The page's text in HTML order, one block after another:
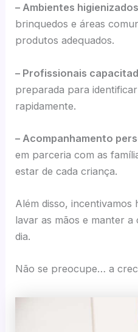
– Ambientes
brinquedos e áreas
produtos adequados.
– Profissionais
preparada para
rapidamente.
– Acompanhamento
em parceria com as
estar de cada criança.
Além disso, incentivamos
lavar as mãos e manter a
dia.
Não se preocupe… a